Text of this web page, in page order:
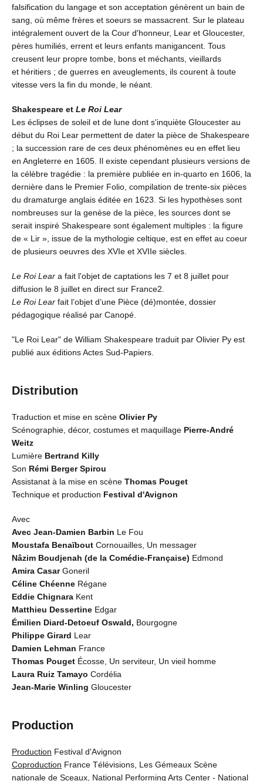
falsification du langage et son acceptation génèrent un bain de
sang, où même frères et soeurs se massacrent. Sur le plateau
intégralement ouvert de la Cour d'honneur, Lear et Gloucester,
pères humiliés, errent et leurs enfants manigancent. Tous
creusent leur propre tombe, bons et méchants, vieillards
et héritiers ; de guerres en aveuglements, ils courent à toute
vitesse vers la fin du monde, le néant.
Shakespeare et Le Roi Lear
Les éclipses de soleil et de lune dont s'inquiète Gloucester au
début du Roi Lear permettent de dater la pièce de Shakespeare
; la succession rare de ces deux phénomènes eu en effet lieu
en Angleterre en 1605. Il existe cependant plusieurs versions de
la célèbre tragédie : la première publiée en in-quarto en 1606, la
dernière dans le Premier Folio, compilation de trente-six pièces
du dramaturge anglais éditée en 1623. Si les hypothèses sont
nombreuses sur la genèse de la pièce, les sources dont se
serait inspiré Shakespeare sont également multiples : la figure
de « Lir », issue de la mythologie celtique, est en effet au coeur
de plusieurs oeuvres des XVIe et XVIIe siècles.
Le Roi Lear a fait l'objet de captations les 7 et 8 juillet pour
diffusion le 8 juillet en direct sur France2.
Le Roi Lear fait l’objet d’une Pièce (dé)montée, dossier
pédagogique réalisé par Canopé.
"Le Roi Lear" de William Shakespeare traduit par Olivier Py est
publié aux éditions Actes Sud-Papiers.
Distribution
Traduction et mise en scène Olivier Py
Scénographie, décor, costumes et maquillage Pierre-André
Weitz
Lumière Bertrand Killy
Son Rémi Berger Spirou
Assistanat à la mise en scène Thomas Pouget
Technique et production Festival d'Avignon
Avec
Avec Jean-Damien Barbin Le Fou
Moustafa Benaïbout Cornouailles, Un messager
Nâzim Boudjenah (de la Comédie-Française) Edmond
Amira CasarGoneril
Céline Chéenne Régane
Eddie Chignara Kent
Matthieu Dessertine Edgar
Émilien Diard-Detoeuf Oswald, Bourgogne
Philippe Girard Lear
Damien Lehman France
Thomas Pouget Écosse, Un serviteur, Un vieil homme
Laura Ruiz Tamayo Cordélia
Jean-Marie Winling Gloucester
Production
Production Festival d'Avignon
Coproduction France Télévisions, Les Gémeaux Scène
nationale de Sceaux, National Performing Arts Center - National